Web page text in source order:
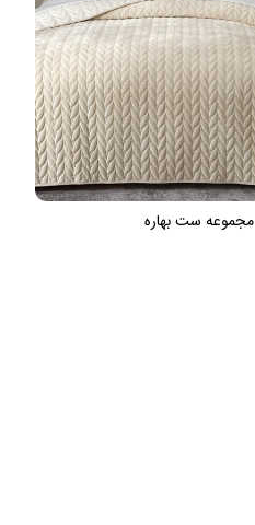
مجموعه ست بهاره